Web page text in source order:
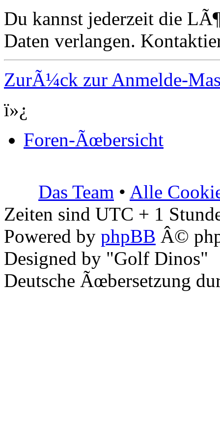
Du kannst jederzeit die
Daten verlangen.
ZurÃ¼ck zur Anmelde-
ï»¿
Foren-Ãœbersicht
Das Team • Alle
Zeiten sind UTC + 1
Powered by phpBB Â©
Designed by "Golf Dinos"
Deutsche Ãœbersetzung